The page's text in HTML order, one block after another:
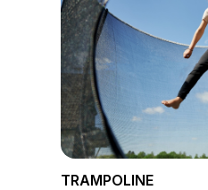
TRAMPOLINE